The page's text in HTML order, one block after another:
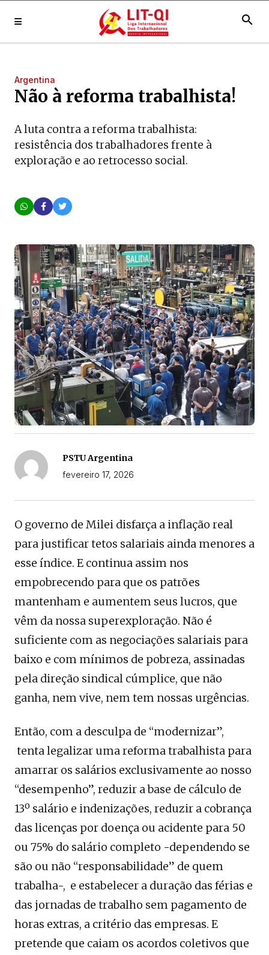
search
Argentina
Não à reforma trabalhista!
A luta contra a reforma trabalhista:
resistência dos trabalhadores frente à
exploração e ao retrocesso social.
PSTU Argentina
fevereiro 17, 2026
O governo de Milei disfarça a inflação real
para justificar tetos salariais ainda menores a
esse índice. E continua assim nos
empobrecendo para que os patrões
mantenham e aumentem seus lucros, que
vêm da nossa superexploração. Não é
suficiente com as negociações salariais para
baixo e com mínimos de pobreza, assinadas
pela direção sindical cúmplice, que não
ganha, nem vive, nem tem nossas urgências.
Então, com a desculpa de “modernizar”,
tenta legalizar uma reforma trabalhista para
amarrar os salários exclusivamente ao nosso
“desempenho”, reduzir a base de cálculo de
13º salário e indenizações, reduzir a cobrança
das licenças por doença ou acidente para 50
ou 75% do salário completo -dependendo se
são ou não “responsabilidade” de quem
trabalha-, e estabelecer a duração das férias e
das jornadas de trabalho sem pagamento de
horas extras, a critério das empresas. E
pretende que caiam os acordos coletivos que